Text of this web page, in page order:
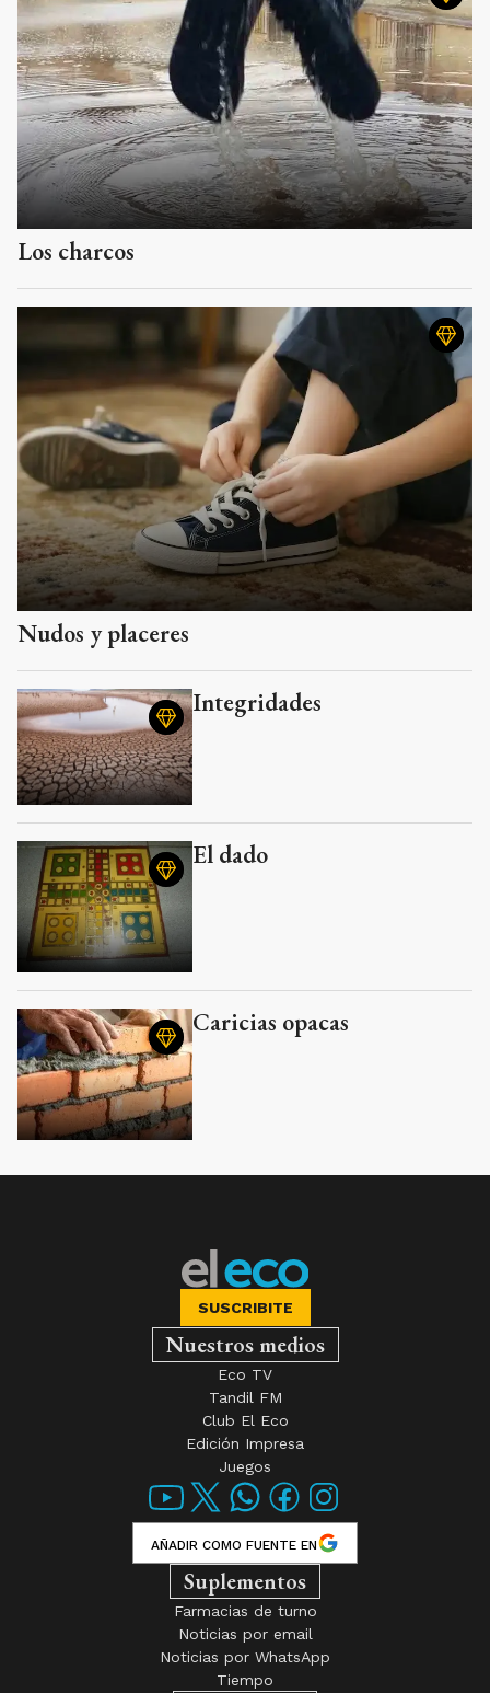
Los charcos
Nudos y placeres
Integridades
El dado
Caricias opacas
SUSCRIBITE
Nuestros medios
Eco TV
Tandil FM
Club El Eco
Edición Impresa
Juegos
AÑADIR COMO FUENTE EN
Suplementos
Farmacias de turno
Noticias por email
Noticias por WhatsApp
Tiempo